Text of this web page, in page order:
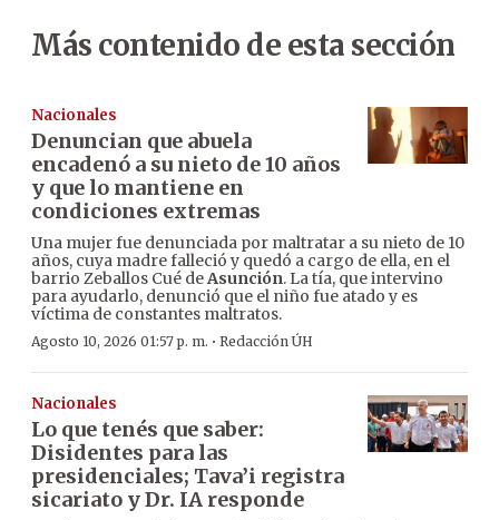
Más contenido de esta sección
Nacionales
Denuncian que abuela
encadenó a su nieto de 10 años
y que lo mantiene en
condiciones extremas
Una mujer fue denunciada por maltratar a su nieto de 10
años, cuya madre falleció y quedó a cargo de ella, en el
barrio Zeballos Cué deAsunción. La tía, que intervino
para ayudarlo, denunció que el niño fue atado y es
víctima de constantes maltratos.
Agosto 10, 2026 01:57 p. m. · Redacción ÚH
Nacionales
Lo que tenés que saber:
Disidentes para las
presidenciales; Tava’i registra
sicariato y Dr. IA responde